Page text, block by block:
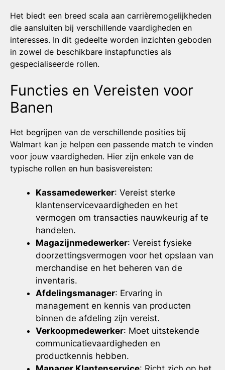
Het biedt een breed scala aan carrièremogelijkheden
die aansluiten bij verschillende vaardigheden en
interesses. In dit gedeelte worden inzichten geboden
in zowel de beschikbare instapfuncties als
gespecialiseerde rollen.
Functies en Vereisten voor
Banen
Het begrijpen van de verschillende posities bij
Walmart kan je helpen een passende match te vinden
voor jouw vaardigheden. Hier zijn enkele van de
typische rollen en hun basisvereisten:
Kassamedewerker: Vereist sterke
klantenservicevaardigheden en het
vermogen om transacties nauwkeurig af te
handelen.
Magazijnmedewerker: Vereist fysieke
doorzettingsvermogen voor het opslaan van
merchandise en het beheren van de
inventaris.
Afdelingsmanager: Ervaring in
management en kennis van producten
binnen de afdeling zijn vereist.
Verkoopmedewerker: Moet uitstekende
communicatievaardigheden en
productkennis hebben.